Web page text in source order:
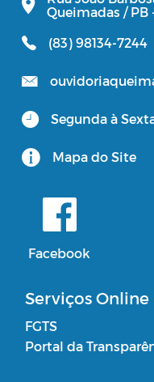
Queimadas / PB
(83) 98134-7244
Segunda à
Mapa do Site
Facebook
Serviços Online
FGTS
Portal da